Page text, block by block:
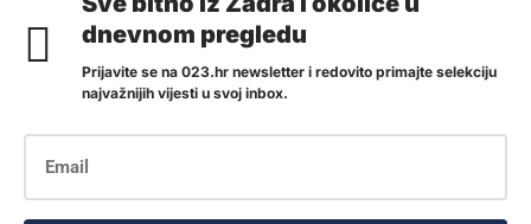
dnevnom pregledu
Prijavite se na 023.hr newsletter i redovito primajte selekciju
najvažnijih vijesti u svoj inbox.